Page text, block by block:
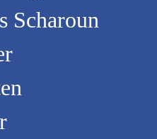
Scharoun